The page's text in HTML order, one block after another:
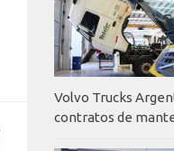
Volvo Trucks
contratos de